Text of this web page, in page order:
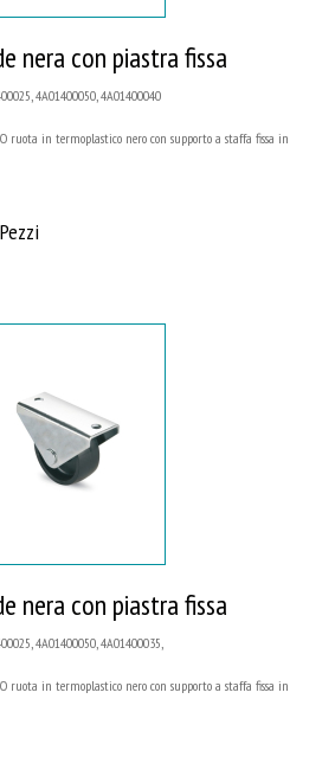
nera con piastra fissa
4A01400050, 4A01400040
ruota in termoplastico nero con supporto a staffa fissa in
nera con piastra fissa
4A01400050, 4A01400035,
ruota in termoplastico nero con supporto a staffa fissa in